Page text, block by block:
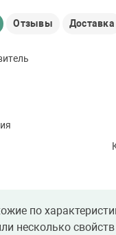
Отзывы Доставка
по
несколько свойств